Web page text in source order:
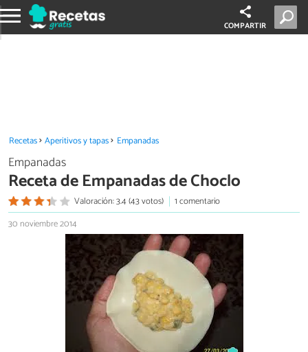
COMPARTIR
Recetas Aperitivos y tapas Empanadas
Empanadas
Receta de Empanadas de Choclo
Valoración: 3.4 (43 votos)
1 comentario
30 noviembre 2014